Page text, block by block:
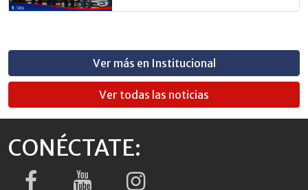
Ver más en Institucional
Ver todas las noticias
CONÉCTATE: